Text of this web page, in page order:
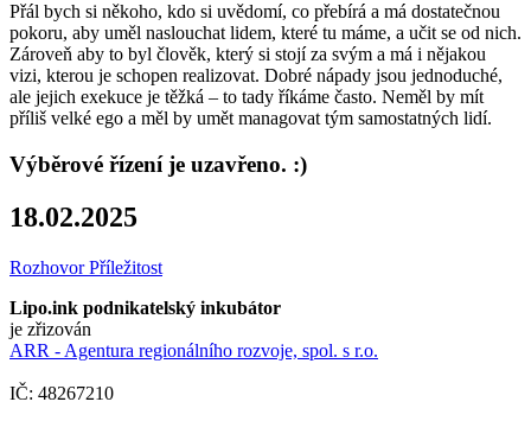
Přál bych si někoho, kdo si uvědomí, co přebírá a má dostatečnou
pokoru, aby uměl naslouchat lidem, které tu máme, a učit se od nich.
Zároveň aby to byl člověk, který si stojí za svým a má i nějakou
vizi, kterou je schopen realizovat. Dobré nápady jsou jednoduché,
ale jejich exekuce je těžká – to tady říkáme často. Neměl by mít
příliš velké ego a měl by umět managovat tým samostatných lidí.
Výběrové řízení je uzavřeno. :)
18.02.2025
Rozhovor Příležitost
Lipo.ink podnikatelský inkubátor
je zřizován
ARR - Agentura regionálního rozvoje, spol. s r.o.
IČ: 48267210